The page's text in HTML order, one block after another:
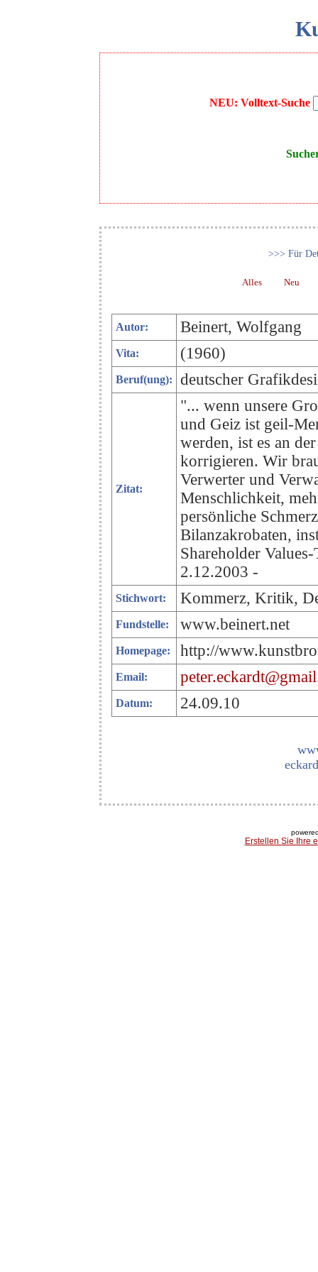
NEU: Volltext-Suche
>>> Für
Alles Neu
Autor: Beinert, Wolfgang
Vita: (1960)
Beruf(ung): deutscher
Zitat:
"... wenn unsere
und Geiz ist geil-
werden, ist es an
korrigieren. Wir
Verwerter und
Menschlichkeit,
persönliche
Bilanzakrobaten,
Shareholder
2.12.2003 -
Stichwort: Kommerz, Kritik,
Fundstelle: www.beinert.net
Homepage: http://
Email:
Datum: 24.09.10
Erstellen Sie Ihre